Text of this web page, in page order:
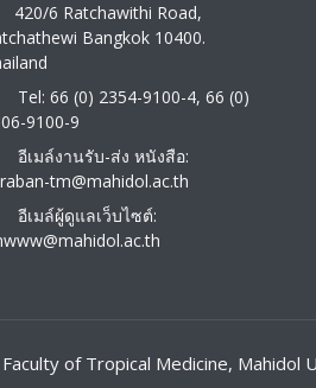
420/6 Ratchawithi Road,
Bangkok 10400.
Tel: 66 (0) 2354-9100-4, 66 (0)
9100-9
อีเมล์งานรับ-ส่ง หนังสือ:
tm@mahidol.ac.th
อีเมล์ผู้ดูแลเว็บไซต์:
Faculty of Tropical Medicine, Mahidol